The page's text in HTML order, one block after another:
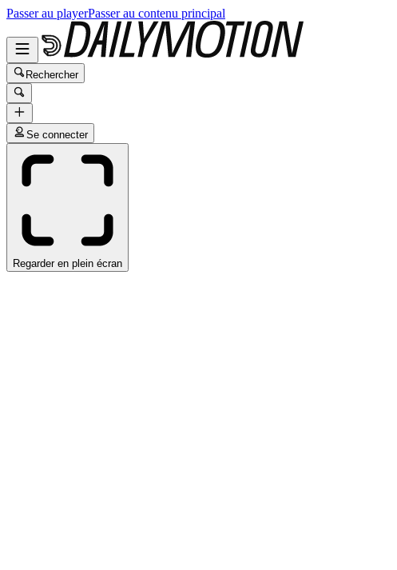
Passer au playerPasser au contenu principal
Rechercher
Se connecter
Regarder en plein écran